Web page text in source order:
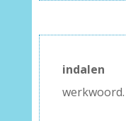
indalen